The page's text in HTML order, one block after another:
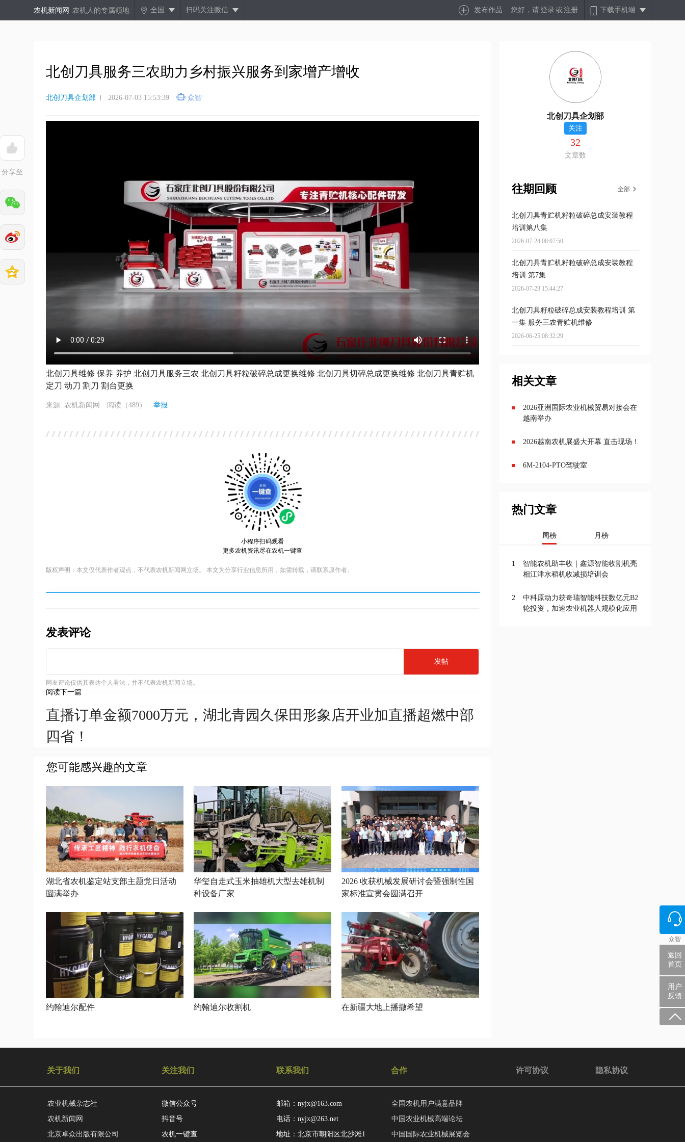
容
农机新闻网 农机人的专属领地 全国 扫码关注微信 发布作品 您好，请登录 或注册 下载手机端
北创刀具服务三农助力乡村振兴服务到家增产增收
北创刀具企划部 2026-07-03 15:53:39 众智
分享至
北创刀具维修 保养 养护 北创刀具服务三农 北创刀具籽粒破碎总成更换维修 北创刀具切碎总成更换维修 北创刀具青贮机
定刀 动刀 割刀 割台更换
来源: 农机新闻网 阅读（489） 举报
小程序扫码观看
更多农机资讯尽在农机一键查
版权声明：本文仅代表作者观点，不代表农机新闻网立场。 本文为分享行业信息所用，如需转载，请联系原作者。
发表评论
发帖
网友评论仅供其表达个人看法，并不代表农机新闻立场。
阅读下一篇
直播订单金额7000万元，湖北青园久保田形象店开业加直播超燃中部
四省！
您可能感兴趣的文章
湖北省农机鉴定站支部主题党日活动
圆满举办
华玺自走式玉米抽雄机大型去雄机制
种设备厂家
2026 收获机械发展研讨会暨强制性国
家标准宣贯会圆满召开
约翰迪尔配件 约翰迪尔收割机 在新疆大地上播撒希望
北创刀具企划部
关注
32
文章数
往期回顾 全部
北创刀具青贮机籽粒破碎总成安装教程
培训第八集
2026-07-24 08:07:50
北创刀具青贮机籽粒破碎总成安装教程
培训 第7集
2026-07-23 15:44:27
北创刀具籽粒破碎总成安装教程培训 第
一集 服务三农青贮机维修
2026-06-25 08:32:29
相关文章
2026亚洲国际农业机械贸易对接会在
越南举办
2026越南农机展盛大开幕 直击现场！
6M-2104-PTO驾驶室
热门文章
周榜 月榜
1
智能农机助丰收｜鑫源智能收割机亮
相江津水稻机收减损培训会
2
中科原动力获奇瑞智能科技数亿元B2
轮投资，加速农业机器人规模化应用
众智
返回
首页
用户
反馈
关于我们
农业机械杂志社
农机新闻网
北京卓众出版有限公司
关注我们
微信公众号
抖音号
农机一键查
联系我们
邮箱：nyjx@163.com
电话：nyjx@263.net
地址：北京市朝阳区北沙滩1
合作
全国农机用户满意品牌
中国农业机械高端论坛
中国国际农业机械展览会
许可协议 隐私协议